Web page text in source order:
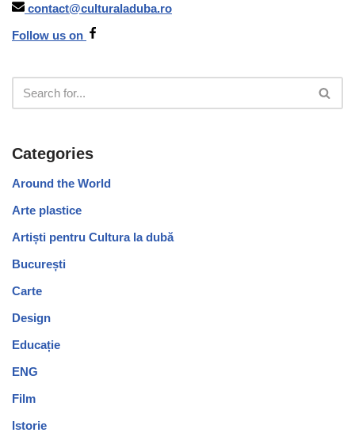
contact@culturaladuba.ro
Follow us on
Categories
Around the World
Arte plastice
Artiști pentru Cultura la dubă
București
Carte
Design
Educație
ENG
Film
Istorie